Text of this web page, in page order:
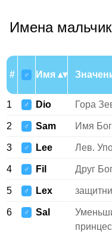
Имена
# ♂ Имя
1 ♂ Dio Гора
2 ♂ Sam Имя
3 ♂ Lee Лев.
4 ♂ Fil Друг
5 ♂ Lex
6 ♂ Sal